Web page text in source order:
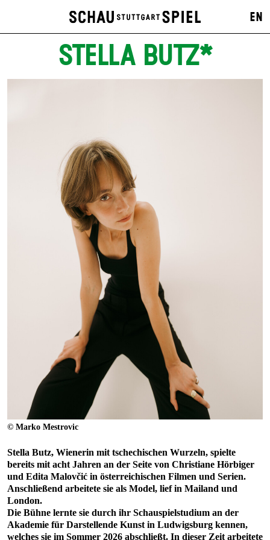
EN
STELLA BUTZ*
© Marko Mestrovic
Stella Butz, Wienerin mit tschechischen Wurzeln, spielte
bereits mit acht Jahren an der Seite von Christiane Hörbiger
und Edita Malovčić in österreichischen Filmen und Serien.
Anschließend arbeitete sie als Model, lief in Mailand und
London.
Die Bühne lernte sie durch ihr Schauspielstudium an der
Akademie für Darstellende Kunst in Ludwigsburg kennen,
welches sie im Sommer 2026 abschließt. In dieser Zeit arbeitete